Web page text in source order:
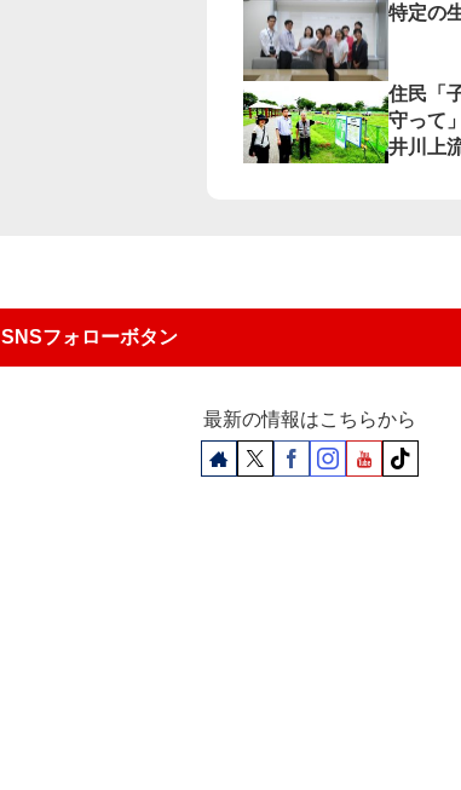
特定の
住民「
守って
井川上
SNSフォローボタン
最新の情報はこちらから